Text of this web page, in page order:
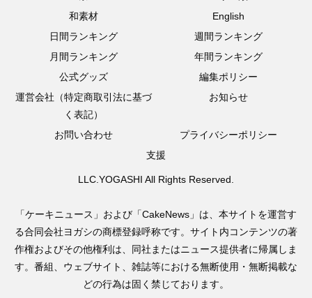
和素材
English
日間ランキング
週間ランキング
月間ランキング
年間ランキング
公式グッズ
編集ポリシー
運営会社（特定商取引法に基づ
く表記）
お知らせ
お問い合わせ
プライバシーポリシー
支援
LLC.YOGASHI All Rights Reserved.
「ケーキニュース」および「CakeNews」は、本サイトを運営す
る合同会社ヨガシの商標登録呼称です。サイト内コンテンツの著
作権およびその他権利は、同社またはニュース提供者に帰属しま
す。番組、ウェブサイト、雑誌等における無断使用・無断掲載な
どの行為は固く禁じております。